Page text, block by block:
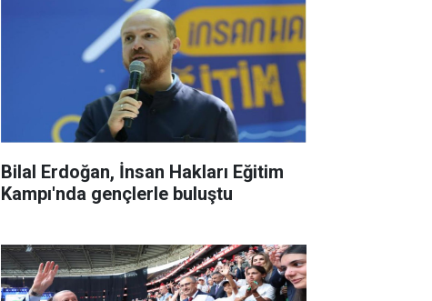
Bilal Erdoğan, İnsan Hakları Eğitim
Kampı'nda gençlerle buluştu